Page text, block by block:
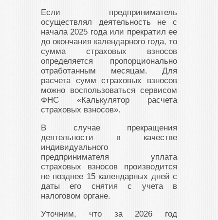
Если предприниматель
осуществлял деятельность не с
начала 2025 года или прекратил ее
до окончания календарного года, то
сумма страховых взносов
определяется пропорционально
отработанным месяцам. Для
расчета сумм страховых взносов
можно воспользоваться сервисом
ФНС «Калькулятор расчета
страховых взносов».
В случае прекращения
деятельности в качестве
индивидуального
предпринимателя уплата
страховых взносов производится
не позднее 15 календарных дней с
даты его снятия с учета в
налоговом органе.
Уточним, что за 2026 год